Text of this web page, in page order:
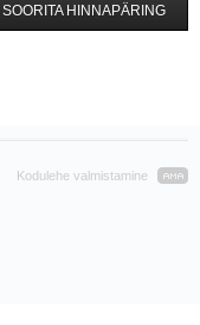
SOORITA HINNAPÄRING
Kodulehe valmistamine